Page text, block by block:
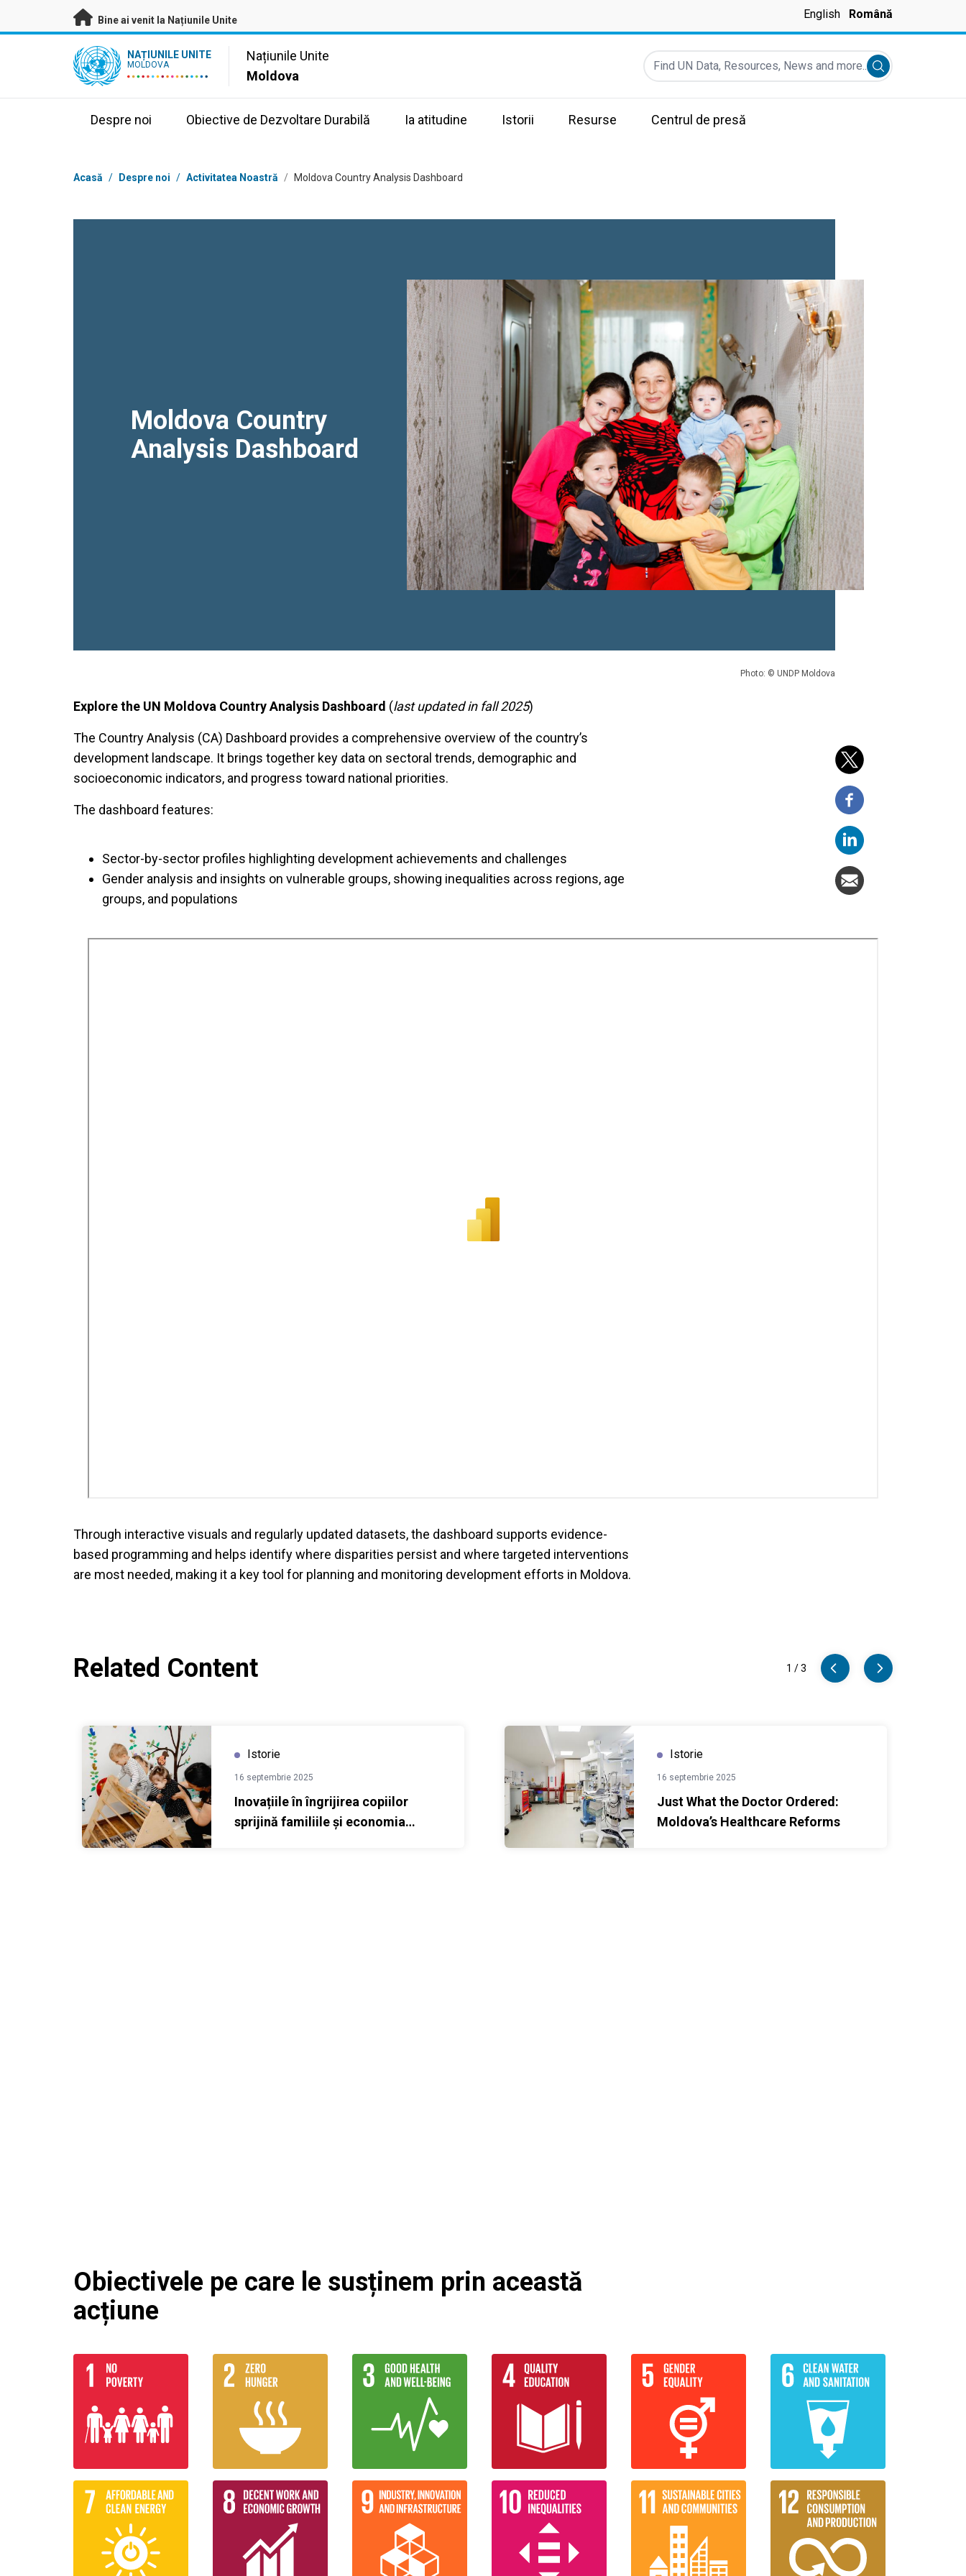
A trece la conținutul principal
Bine ai venit la Națiunile Unite English Română
UN Logo NAȚIUNILE UNITE
MOLDOVA
Națiunile Unite
Moldova
Find UN Data, Resources, News and more...
Submit search
Despre noi Obiective de Dezvoltare Durabilă Ia atitudine Istorii Resurse Centrul de presă
Breadcrumb
Acasă / Despre noi / Activitatea Noastră / Moldova Country Analysis Dashboard
Moldova Country
Analysis Dashboard
Photo: © UNDP Moldova
Explore the UN Moldova Country Analysis Dashboard (last updated in fall 2025)
The Country Analysis (CA) Dashboard provides a comprehensive overview of the country’s
development landscape. It brings together key data on sectoral trends, demographic and
socioeconomic indicators, and progress toward national priorities.
The dashboard features:
Sector-by-sector profiles highlighting development achievements and challenges
Gender analysis and insights on vulnerable groups, showing inequalities across regions, age
groups, and populations
Through interactive visuals and regularly updated datasets, the dashboard supports evidence-
based programming and helps identify where disparities persist and where targeted interventions
are most needed, making it a key tool for planning and monitoring development efforts in Moldova.
Related Content 1 /3
din satul StolniceniInovațiile în îngrijirea copiilor sprijină familiile și economia Moldovei
Istorie
16 septembrie 2025
Inovațiile în îngrijirea copiilor
sprijină familiile și economia
Just What the Doctor Ordered: Moldova’s Healthcare Reforms
Istorie
16 septembrie 2025
Just What the Doctor Ordered:
Moldova’s Healthcare Reforms
Obiectivele pe care le susținem prin această
acțiune